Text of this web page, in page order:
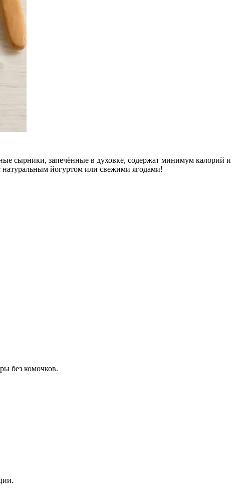
сырники, запечённые в духовке, содержат минимум калорий и
натуральным йогуртом или свежими ягодами!
без комочков.